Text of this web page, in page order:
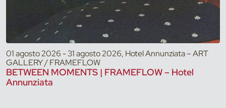
01 agosto 2026 - 31 agosto 2026, Hotel Annunziata – ART
GALLERY / FRAMEFLOW
BETWEEN MOMENTS | FRAMEFLOW – Hotel
Annunziata